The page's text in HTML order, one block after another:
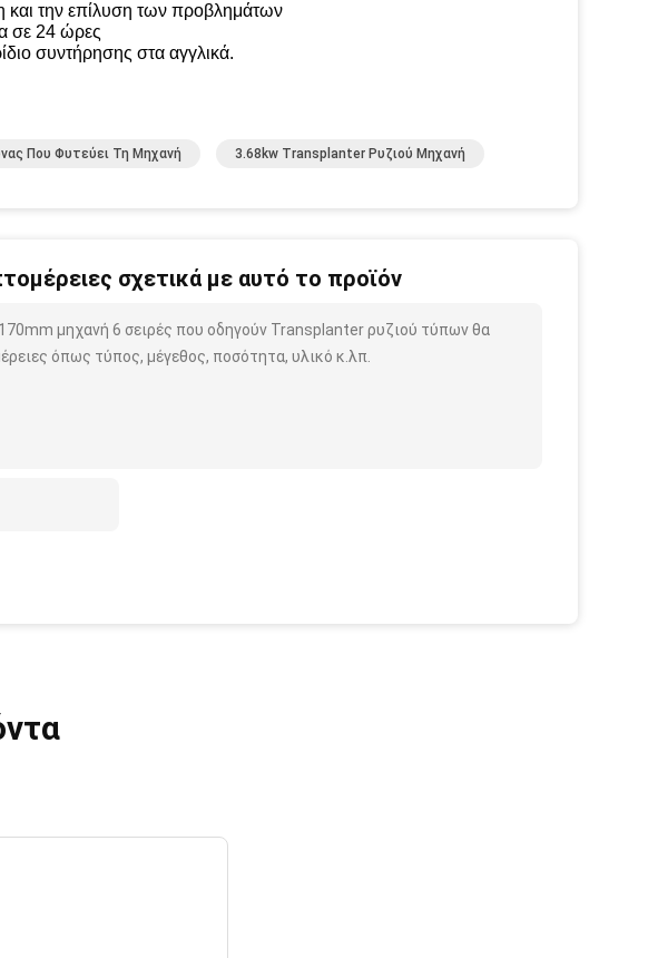
την επίλυση των προβλημάτων
σε 24 ώρες
συντήρησης στα αγγλικά.
Που Φυτεύει Τη Μηχανή 3.68kw Transplanter Ρυζιού Μηχανή
σχετικά με αυτό το προϊόν
μηχανή 6 σειρές που οδηγούν Transplanter ρυζιού τύπων θα
όπως τύπος, μέγεθος, ποσότητα, υλικό κ.λπ.